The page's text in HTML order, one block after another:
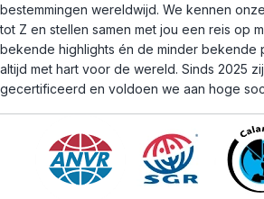
bestemmingen wereldwijd. We kennen
tot Z en stellen samen met jou een reis op
bekende highlights én de minder bekende
altijd met hart voor de wereld. Sinds 2025
gecertificeerd en voldoen we aan hoge